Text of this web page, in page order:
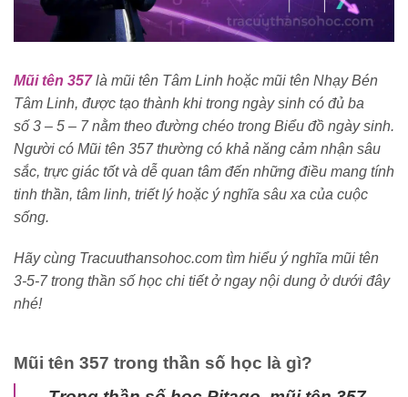
Mũi tên 357là mũi tên Tâm Linh hoặc mũi tên Nhạy Bén
Tâm Linh, được tạo thành khi trong ngày sinh có đủ ba
số 3 – 5 – 7 nằm theo đường chéo trong Biểu đồ ngày sinh.
Người có Mũi tên 357 thường có khả năng cảm nhận sâu
sắc, trực giác tốt và dễ quan tâm đến những điều mang tính
tinh thần, tâm linh, triết lý hoặc ý nghĩa sâu xa của cuộc
sống.
Hãy cùng Tracuuthansohoc.com tìm hiểu ý nghĩa mũi tên
3-5-7 trong thần số học chi tiết ở ngay nội dung ở dưới đây
nhé!
Mũi tên 357 trong thần số học là gì?